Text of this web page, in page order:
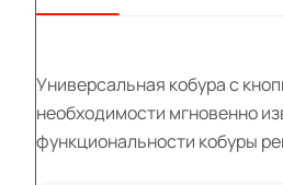
Универсальная кобура с
необходимости мгновенно
функциональности кобуры